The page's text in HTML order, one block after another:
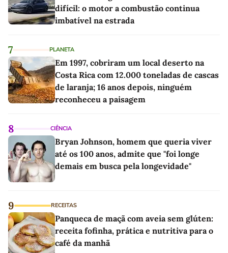
difícil: o motor a combustão continua
imbatível na estrada
7 PLANETA
Em 1997, cobriram um local deserto na
Costa Rica com 12.000 toneladas de cascas
de laranja; 16 anos depois, ninguém
reconheceu a paisagem
8 CIÊNCIA
Bryan Johnson, homem que queria viver
até os 100 anos, admite que "foi longe
demais em busca pela longevidade"
9 RECEITAS
Panqueca de maçã com aveia sem glúten:
receita fofinha, prática e nutritiva para o
café da manhã